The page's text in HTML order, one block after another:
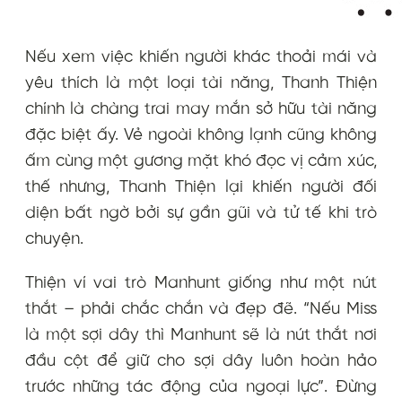
Nếu xem việc khiến người khác thoải mái và
yêu thích là một loại tài năng, Thanh Thiện
chính là chàng trai may mắn sở hữu tài năng
đặc biệt ấy. Vẻ ngoài không lạnh cũng không
ấm cùng một gương mặt khó đọc vị cảm xúc,
thế nhưng, Thanh Thiện lại khiến người đối
diện bất ngờ bởi sự gần gũi và tử tế khi trò
chuyện.
Thiện ví vai trò Manhunt giống như một nút
thắt – phải chắc chắn và đẹp đẽ. “Nếu Miss
là một sợi dây thì Manhunt sẽ là nút thắt nơi
đầu cột để giữ cho sợi dây luôn hoàn hảo
trước những tác động của ngoại lực”. Đừng